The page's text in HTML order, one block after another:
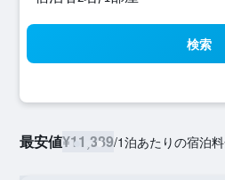
検索
最安値¥11,389/1泊あたりの宿泊